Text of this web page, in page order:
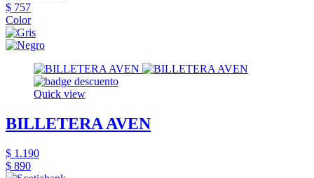
$ 757
Color
Quick view
BILLETERA AVEN
$ 1.190
$ 890